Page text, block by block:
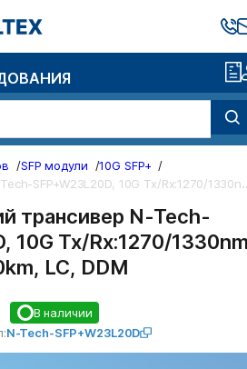
/SFP модули /10G SFP+ /
ический трансивер
трансивер N-Tech-
10G Tx/Rx:1270/
LC, DDM
В наличии
N-Tech-SFP+W23L20D